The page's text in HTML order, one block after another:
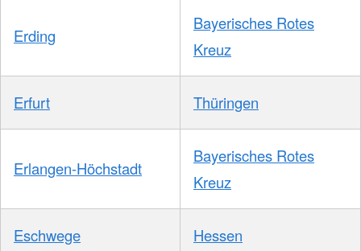
Erding
Bayerisches Rotes
Kreuz
Erfurt Thüringen
Erlangen-Höchstadt
Bayerisches Rotes
Kreuz
Eschwege Hessen